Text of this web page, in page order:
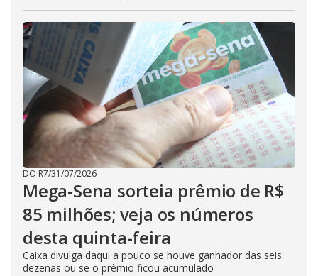
DO R7/31/07/2026
Mega-Sena sorteia prêmio de R$
85 milhões; veja os números
desta quinta-feira
Caixa divulga daqui a pouco se houve ganhador das seis
dezenas ou se o prêmio ficou acumulado